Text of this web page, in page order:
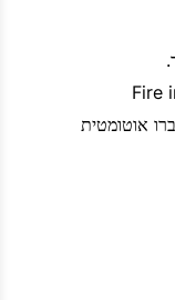
חינם יועברו אוטומטית